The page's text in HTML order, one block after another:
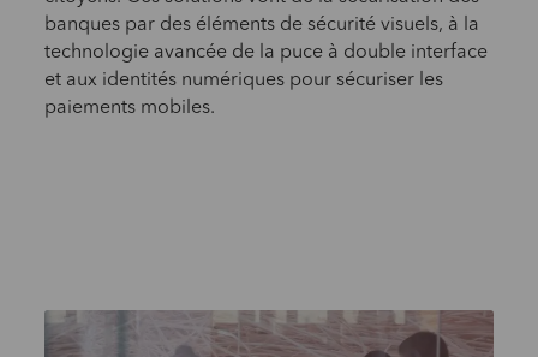
banques par des éléments de sécurité visuels, à la
technologie avancée de la puce à double interface
et aux identités numériques pour sécuriser les
paiements mobiles.